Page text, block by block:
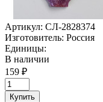
Артикул: СЛ-2828374
Изготовитель: Россия
Единицы:
В наличии
159 ₽
Купить